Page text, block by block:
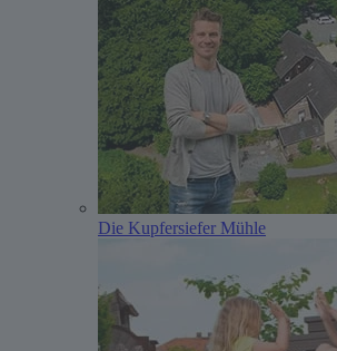
Die Kupfersiefer Mühle